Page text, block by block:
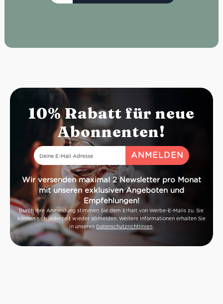
10% Rabatt für neue
Abonnenten!
Wir versenden maximal 2 Newsletter pro Monat
mit unseren exklusiven Angeboten und
Empfehlungen!
Durch Ihre Anmeldung stimmen Sie dem Erhalt von Werbe-E-Mails zu. Sie
können sich jederzeit wieder abmelden. Weitere Informationen erhalten Sie
in unseren Datenschutzrichtlinien